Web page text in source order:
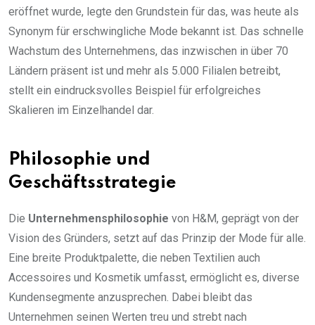
eröffnet wurde, legte den Grundstein für das, was heute als
Synonym für erschwingliche Mode bekannt ist. Das schnelle
Wachstum des Unternehmens, das inzwischen in über 70
Ländern präsent ist und mehr als 5.000 Filialen betreibt,
stellt ein eindrucksvolles Beispiel für erfolgreiches
Skalieren im Einzelhandel dar.
Philosophie und
Geschäftsstrategie
Die Unternehmensphilosophie von H&M, geprägt von der
Vision des Gründers, setzt auf das Prinzip der Mode für alle.
Eine breite Produktpalette, die neben Textilien auch
Accessoires und Kosmetik umfasst, ermöglicht es, diverse
Kundensegmente anzusprechen. Dabei bleibt das
Unternehmen seinen Werten treu und strebt nach